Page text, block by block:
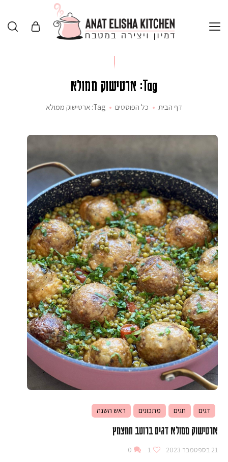
Tag: ארטישוק ממולא
דף הבית כל הפוסטים Tag: ארטישוק ממולא
דגים חגים מתכונים ראש השנה
ארטישוק ממולא דגים ברוטב חמצמץ
21 בספטמבר 2023 1
0